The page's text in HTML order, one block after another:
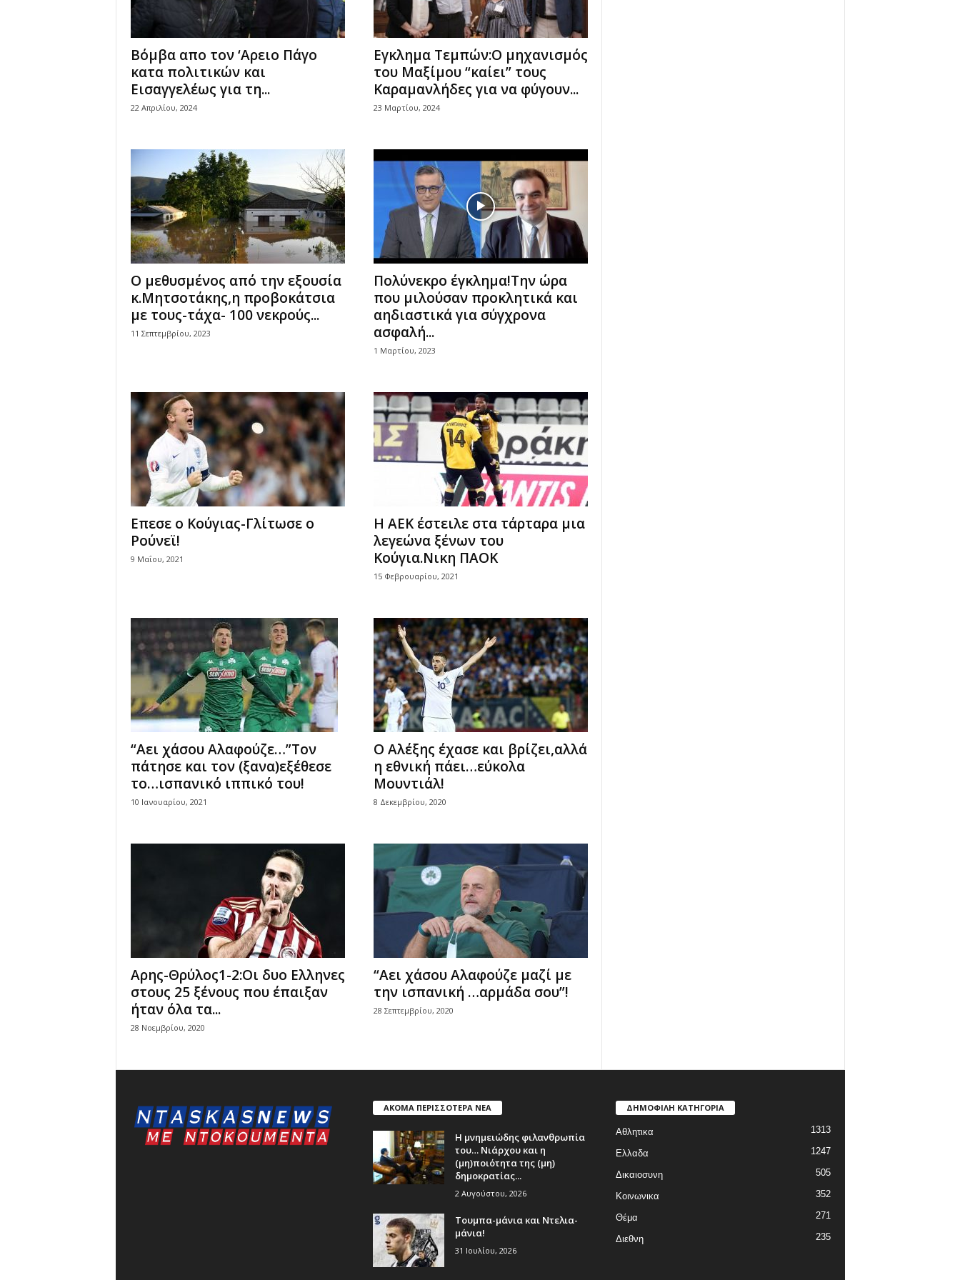
Βόμβα απο τον ‘Αρειο Πάγο
κατα πολιτικών και
Εισαγγελέως για τη...
22 Απριλίου, 2024
Εγκλημα Τεμπών:Ο μηχανισμός
του Μαξίμου “καίει” τους
Καραμανλήδες για να φύγουν...
23 Μαρτίου, 2024
Ο μεθυσμένος από την εξουσία
κ.Μητσοτάκης,η προβοκάτσια
με τους-τάχα- 100 νεκρούς...
11 Σεπτεμβρίου, 2023
Πολύνεκρο έγκλημα!Την ώρα
που μιλούσαν προκλητικά και
αηδιαστικά για σύγχρονα
ασφαλή...
1 Μαρτίου, 2023
Επεσε ο Κούγιας-Γλίτωσε ο
Ρούνεϊ!
9 Μαΐου, 2021
Η ΑΕΚ έστειλε στα τάρταρα μια
λεγεώνα ξένων του
Κούγια.Νικη ΠΑΟΚ
15 Φεβρουαρίου, 2021
“Αει χάσου Αλαφούζε…”Τον
πάτησε και τον (ξανα)εξέθεσε
το…ισπανικό ιππικό του!
10 Ιανουαρίου, 2021
Ο Αλέξης έχασε και βρίζει,αλλά
η εθνική πάει…εύκολα
Μουντιάλ!
8 Δεκεμβρίου, 2020
Αρης-Θρύλος1-2:Οι δυο Ελληνες
στους 25 ξένους που έπαιξαν
ήταν όλα τα...
28 Νοεμβρίου, 2020
“Αει χάσου Αλαφούζε μαζί με
την ισπανική …αρμάδα σου”!
28 Σεπτεμβρίου, 2020
ΑΚΟΜΑ ΠΕΡΙΣΣΟΤΕΡΑ ΝΕΑ
Η μνημειώδης φιλανθρωπία
του… Νιάρχου και η
(μη)ποιότητα της (μη)
δημοκρατίας...
2 Αυγούστου, 2026
Τουμπα-μάνια και Ντελια-
μάνια!
31 Ιουλίου, 2026
ΔΗΜΟΦΙΛΗ ΚΑΤΗΓΟΡΙΑ
Αθλητικα 1313
Ελλαδα 1247
Δικαιοσυνη 505
Κοινωνικα 352
Θέμα 271
Διεθνη 235